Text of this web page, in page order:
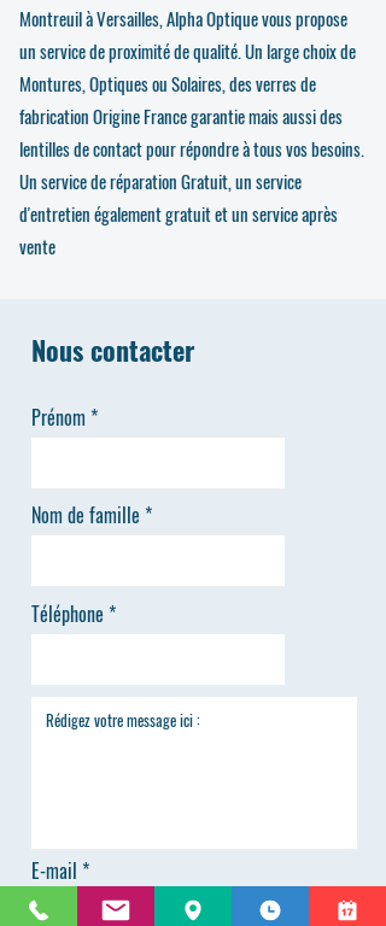
Montreuil à Versailles, Alpha Optique vous propose
un service de proximité de qualité. Un large choix de
Montures, Optiques ou Solaires, des verres de
fabrication Origine France garantie mais aussi des
lentilles de contact pour répondre à tous vos besoins.
Un service de réparation Gratuit, un service
d'entretien également gratuit et un service après
vente
Nous contacter
Prénom
Nom de famille
Téléphone
E-mail